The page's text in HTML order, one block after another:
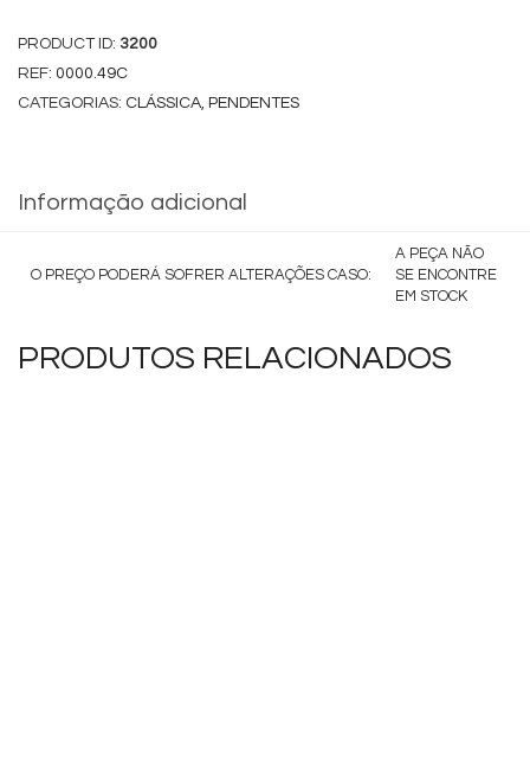
PRODUCT ID: 3200
REF: 0000.49C
CATEGORIAS: CLÁSSICA, PENDENTES
Informação adicional
O PREÇO PODERÁ SOFRER ALTERAÇÕES CASO:
A PEÇA NÃO
SE ENCONTRE
EM STOCK
PRODUTOS RELACIONADOS